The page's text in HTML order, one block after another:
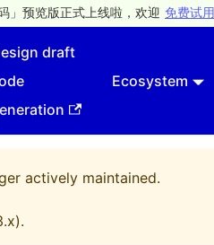
」预览版正式上线啦，欢迎 免费试用
draft
Ecosystem
actively maintained.
).